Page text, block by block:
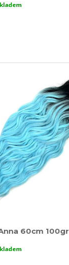
60cm 100gr